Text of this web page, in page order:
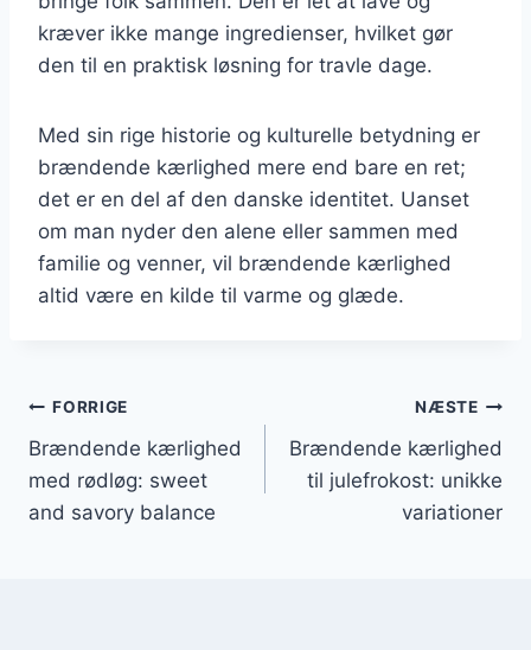
kræver ikke mange ingredienser, hvilket gør
den til en praktisk løsning for travle dage.
Med sin rige historie og kulturelle betydning er
brændende kærlighed mere end bare en ret;
det er en del af den danske identitet. Uanset
om man nyder den alene eller sammen med
familie og venner, vil brændende kærlighed
altid være en kilde til varme og glæde.
Indlægsnavigation
FORRIGE
Brændende kærlighed
med rødløg: sweet
and savory balance
NÆSTE
Brændende kærlighed
til julefrokost: unikke
variationer